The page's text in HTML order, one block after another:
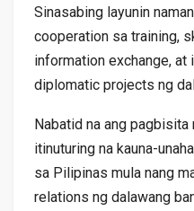
Sinasabing layunin
cooperation sa training,
information exchange, at
diplomatic projects ng
Nabatid na ang
itinuturing na kauna-
sa Pilipinas mula nang
relations ng dalawang